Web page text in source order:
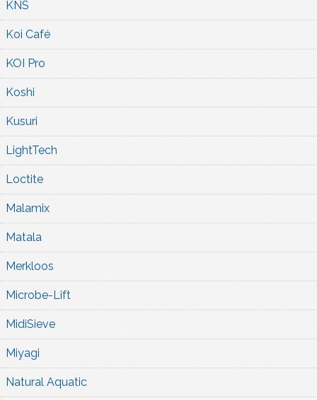
KNS
Koi Café
KOI Pro
Koshi
Kusuri
LightTech
Loctite
Malamix
Matala
Merkloos
Microbe-Lift
MidiSieve
Miyagi
Natural Aquatic